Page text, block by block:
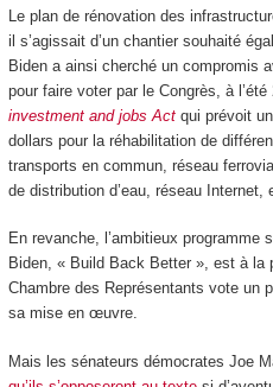
Le plan de rénovation des
il s’agissait d’un chantier souhaité
Biden a ainsi cherché un compromis
pour faire voter par le Congrès, à l’été
investment and jobs Actqui prévoit un
dollars pour la réhabilitation de
transports en commun, réseau
de distribution d’eau, réseau Internet,
En revanche, l’ambitieux programme
Biden, « Build Back Better », est à la
Chambre des Représentants vote un
sa mise en œuvre.
Mais les sénateurs démocrates Joe